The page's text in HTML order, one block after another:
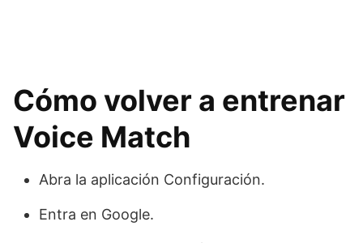
Cómo volver a entrenar
Voice Match
Abra la aplicación Configuración.
Entra en Google.